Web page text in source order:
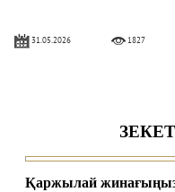
31.05.2026 1827
30.05.2026 4469